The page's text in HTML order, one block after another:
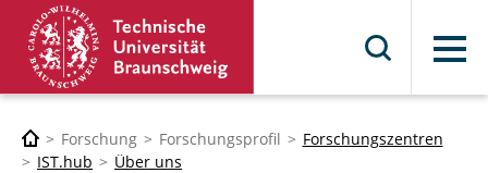
Menü
Forschung Forschungsprofil
Forschungszentren
IST.hub
Über uns